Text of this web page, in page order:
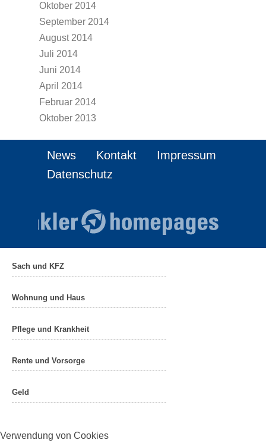
Oktober 2014
September 2014
August 2014
Juli 2014
Juni 2014
April 2014
Februar 2014
Oktober 2013
News Kontakt
Impressum
Datenschutz
Sach und KFZ
Wohnung und Haus
Pflege und Krankheit
Rente und Vorsorge
Geld
Verwendung von Cookies